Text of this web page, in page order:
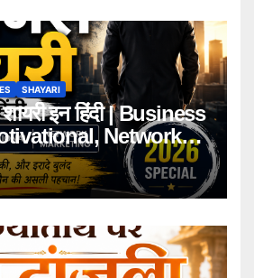
SHAYARI
इन हिंदी | Business
Network
2026